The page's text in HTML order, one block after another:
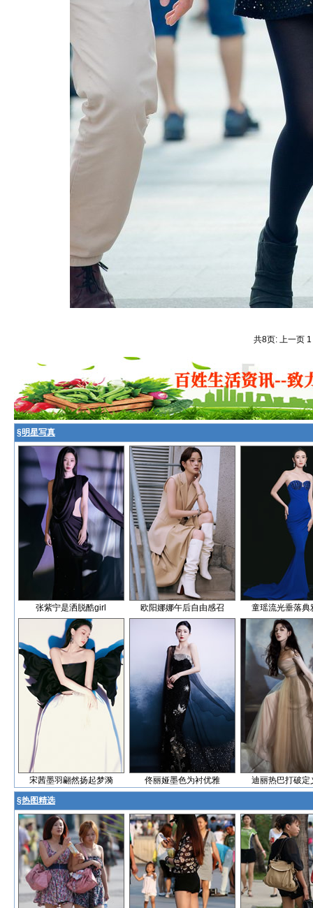
共8页: 上一页 1
§明星写真
张紫宁是洒脱酷girl 欧阳娜娜午后自由感召 童瑶流光垂落典
宋茜墨羽翩然扬起梦漪 佟丽娅墨色为衬优雅 迪丽热巴打破定
§热图精选